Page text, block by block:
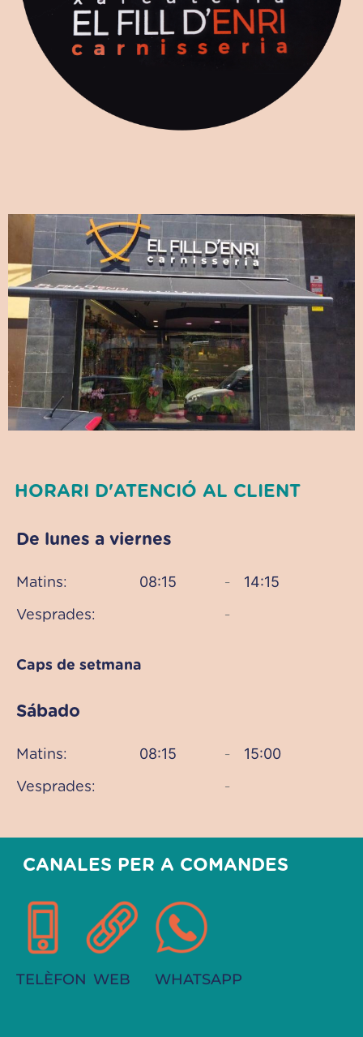
HORARI D'ATENCIÓ AL CLIENT
De lunes a viernes
Matins: 08:15 – 14:15
Vesprades: –
Caps de setmana
Sábado
Matins: 08:15 – 15:00
Vesprades: –
CANALES PER A COMANDES
TELÈFON WEB WHATSAPP